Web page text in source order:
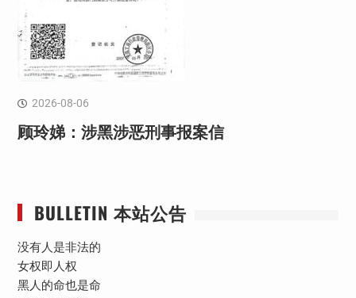
2026-08-06
顾玲娣：涉黑涉恶刑事报案信
BULLETIN 本站公告
没有人是非法的
女权即人权
黑人的命也是命